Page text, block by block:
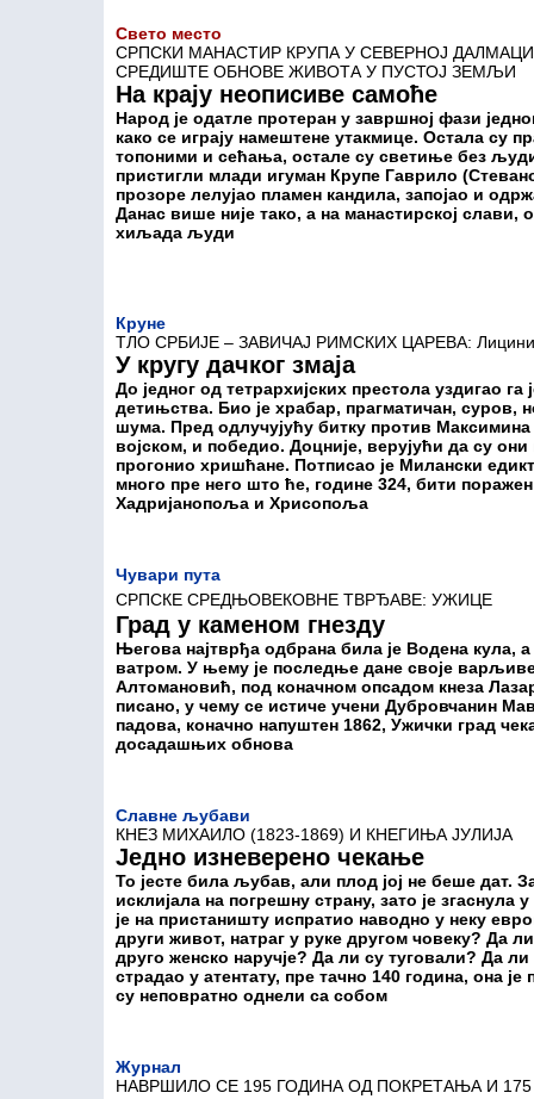
Свето место
СРПСКИ МАНАСТИР КРУПА У СЕВЕРНОЈ
СРЕДИШТЕ ОБНОВЕ ЖИВОТА У ПУСТОЈ ЗЕМЉИ
На крају неописиве самоће
Народ је одатле протеран у завршној фази
како се играју намештене утакмице. Остала су
топоними и сећања, остале су светиње без
пристигли млади игуман Крупе Гаврило
прозоре лелујао пламен кандила, запојао и
Данас више није тако, а на манастирској слави,
хиљада људи
Круне
ТЛО СРБИЈЕ – ЗАВИЧАЈ РИМСКИХ ЦАРЕВА:
У кругу дачког змаја
До једног од тетрархијских престола уздигао
детињства. Био је храбар, прагматичан, суров,
шума. Пред одлучујућу битку против
војском, и победио. Доцније, верујући да су
прогонио хришћане. Потписао је Милански
много пре него што ће, године 324, бити
Хадријанопоља и Хрисопоља
Чувари пута
СРПСКЕ СРЕДЊОВЕКОВНЕ ТВРЂАВЕ: УЖИЦЕ
Град у каменом гнезду
Његова најтврђа одбрана била је Водена кула, а
ватром. У њему је последње дане своје
Алтомановић, под коначном опсадом кнеза
писано, у чему се истиче учени Дубровчанин
падова, коначно напуштен 1862, Ужички град
досадашњих обнова
Славне љубави
КНЕЗ МИХАИЛО (1823-1869) И КНЕГИЊА ЈУЛИЈА
Једно изневерено чекање
То јесте била љубав, али плод јој не беше дат.
исклијала на погрешну страну, зато је згаснула
је на пристаништу испратио наводно у неку
други живот, натраг у руке другом човеку? Да
друго женско наручје? Да ли су туговали? Да
страдао у атентату, пре тачно 140 година, она
су неповратно однели са собом
Журнал
НАВРШИЛО СЕ 195 ГОДИНА ОД ПОКРЕТАЊА И